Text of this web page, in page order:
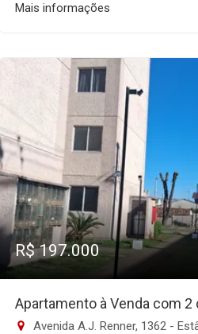
Mais informações
R$ 197.000
Apartamento à Venda com 2
Avenida A.J. Renner, 1362 -